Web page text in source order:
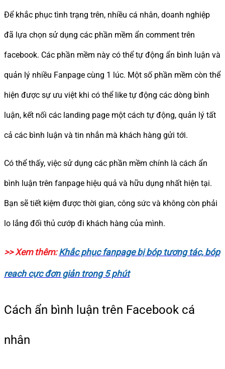
Để khắc phục tình trạng trên, nhiều cá nhân, doanh nghiệp
đã lựa chọn sử dụng các phần mềm ẩn comment trên
facebook. Các phần mềm này có thể tự động ẩn bình luận và
quản lý nhiều Fanpage cùng 1 lúc. Một số phần mềm còn thể
hiện được sự ưu việt khi có thể like tự động các dòng bình
luận, kết nối các landing page một cách tự động, quản lý tất
cả các bình luận và tin nhắn mà khách hàng gửi tới.
Có thể thấy, việc sử dụng các phần mềm chính là cách ẩn
bình luận trên fanpage hiệu quả và hữu dụng nhất hiện tại.
Bạn sẽ tiết kiệm được thời gian, công sức và không còn phải
lo lắng đối thủ cướp đi khách hàng của mình.
>> Xem thêm: Khắc phục fanpage bị bóp tương tác, bóp
reach cực đơn giản trong 5 phút
Cách ẩn bình luận trên Facebook cá
nhân